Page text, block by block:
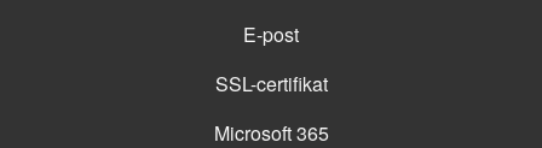
E-post
SSL-certifikat
Microsoft 365